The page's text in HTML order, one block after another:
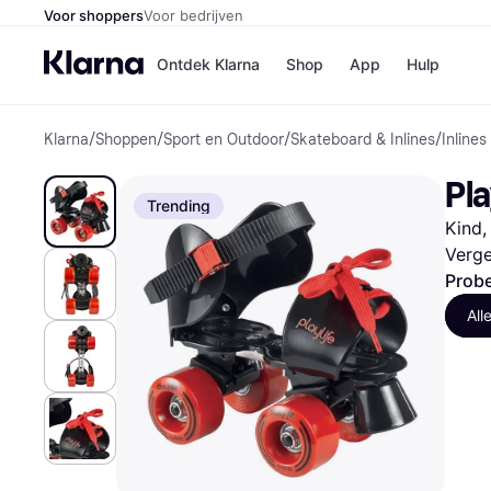
Voor shoppersVoor bedrijven
Ontdek Klarna Shop
Winkels
Bol
H&M
App Hulp
Klarna/Shoppen/Sport en Outdoor/Skateboard & Inlines/
Trending